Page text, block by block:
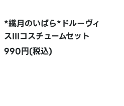
*繊月のいばら*ドルーヴィ
スIIIコスチュームセット
990円(税込)